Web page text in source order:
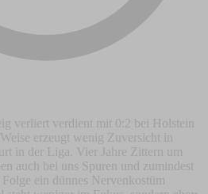
verliert verdient mit 0:2 bei Holstein
erzeugt wenig Zuversicht in
in der Liga. Vier Jahre Zittern um
auch bei uns Spuren und zumindest
ein dünnes Nervenkostüm